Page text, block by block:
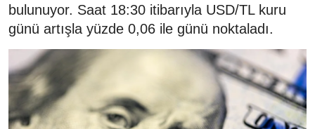
bulunuyor. Saat 18:30 itibarıyla USD/TL kuru
günü artışla yüzde 0,06 ile günü noktaladı.